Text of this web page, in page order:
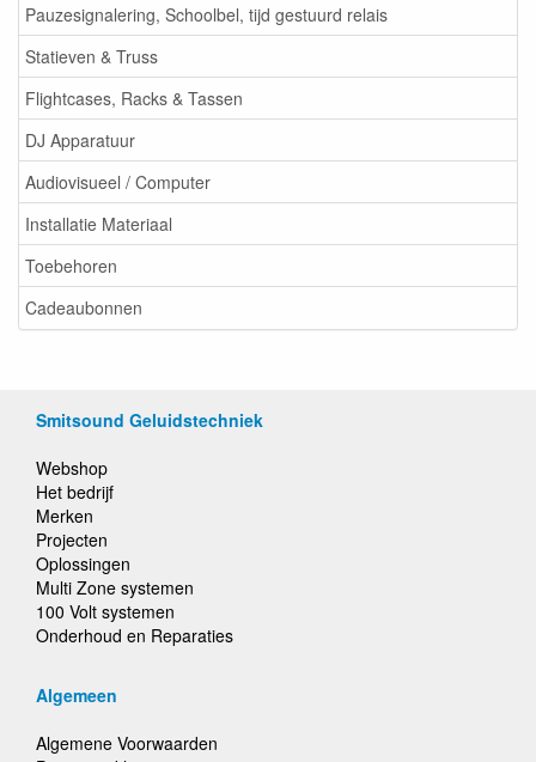
Pauzesignalering, Schoolbel, tijd gestuurd relais
Statieven & Truss
Flightcases, Racks & Tassen
DJ Apparatuur
Audiovisueel / Computer
Installatie Materiaal
Toebehoren
Cadeaubonnen
Smitsound Geluidstechniek
Webshop
Het bedrijf
Merken
Projecten
Oplossingen
Multi Zone systemen
100 Volt systemen
Onderhoud en Reparaties
Algemeen
Algemene Voorwaarden